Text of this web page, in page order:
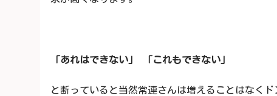
「あれはできない」 「これもできない」
と断っていると当然常連さんは増えることはなく